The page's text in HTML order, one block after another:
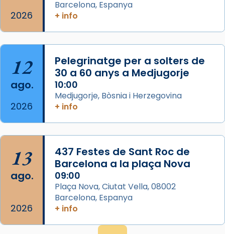
eterna”) són deixebles seves. I l’any 1667, el
frare Joan Gaspar Roig, afirma en una obra
que les santes són filles de l’antiga Iluro.
Mataró en reivindicarà les relíq
Foto
View on Facebook ·
2026
Barcelona, Espanya
+ info
12
ago.
2026
Pelegrinatge per a solters de
30 a 60 anys a Medjugorje
10:00
Medjugorje, Bòsnia i Herzegovina
+ info
13
ago.
2026
437 Festes de Sant Roc de
Barcelona a la plaça Nova
09:00
Plaça Nova, Ciutat Vella, 08002
Barcelona, Espanya
+ info